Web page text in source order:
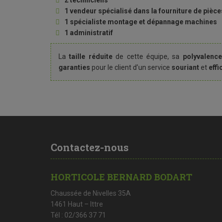
1 vendeur spécialisé dans la fourniture de
1 spécialiste montage et dépannage machines
1 administratif
Lataille réduitede cette équipe, sa polyvalence
garanties pour le client d’un service souriant et
Contactez-nous
HORTICOLE BERNARD BODART
Chaussée de Nivelles 35A
1461 Haut – Ittre
Tél : 02/366 37 71